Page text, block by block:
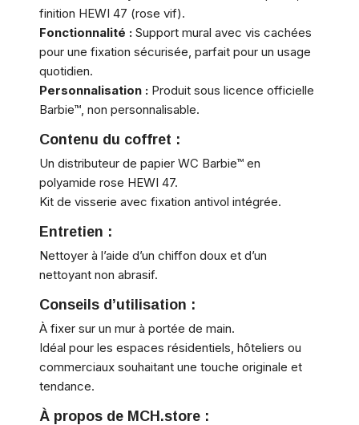
finition HEWI 47 (rose vif).
Fonctionnalité : Support mural avec vis cachées
pour une fixation sécurisée, parfait pour un usage
quotidien.
Personnalisation : Produit sous licence officielle
Barbie™, non personnalisable.
Contenu du coffret :
Un distributeur de papier WC Barbie™ en
polyamide rose HEWI 47.
Kit de visserie avec fixation antivol intégrée.
Entretien :
Nettoyer à l’aide d’un chiffon doux et d’un
nettoyant non abrasif.
Conseils d’utilisation :
À fixer sur un mur à portée de main.
Idéal pour les espaces résidentiels, hôteliers ou
commerciaux souhaitant une touche originale et
tendance.
À propos de MCH.store :